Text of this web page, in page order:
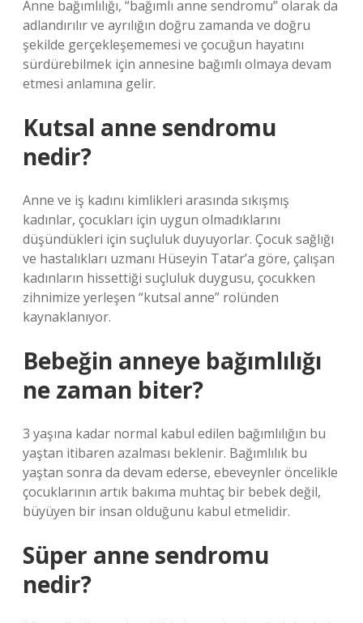
Anne bağımlılığı, “bağımlı anne sendromu” olarak da
adlandırılır ve ayrılığın doğru zamanda ve doğru
şekilde gerçekleşememesi ve çocuğun hayatını
sürdürebilmek için annesine bağımlı olmaya devam
etmesi anlamına gelir.
Kutsal anne sendromu
nedir?
Anne ve iş kadını kimlikleri arasında sıkışmış
kadınlar, çocukları için uygun olmadıklarını
düşündükleri için suçluluk duyuyorlar. Çocuk sağlığı
ve hastalıkları uzmanı Hüseyin Tatar’a göre, çalışan
kadınların hissettiği suçluluk duygusu, çocukken
zihnimize yerleşen “kutsal anne” rolünden
kaynaklanıyor.
Bebeğin anneye bağımlılığı
ne zaman biter?
3 yaşına kadar normal kabul edilen bağımlılığın bu
yaştan itibaren azalması beklenir. Bağımlılık bu
yaştan sonra da devam ederse, ebeveynler öncelikle
çocuklarının artık bakıma muhtaç bir bebek değil,
büyüyen bir insan olduğunu kabul etmelidir.
Süper anne sendromu
nedir?